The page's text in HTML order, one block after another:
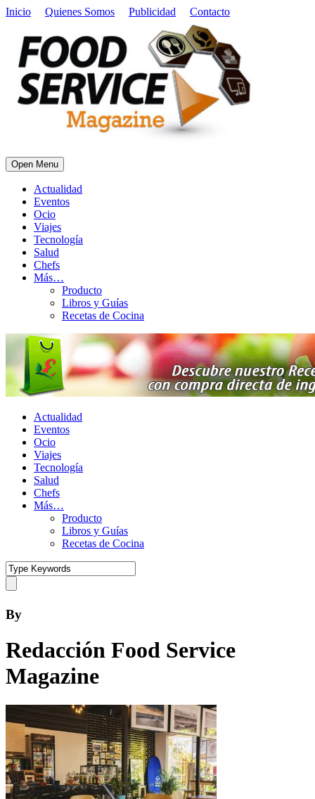
Inicio Quienes Somos Publicidad Contacto
Open Menu
Actualidad
Eventos
Ocio
Viajes
Tecnología
Salud
Chefs
Más…
Producto
Libros y Guías
Recetas de Cocina
Actualidad
Eventos
Ocio
Viajes
Tecnología
Salud
Chefs
Más…
Producto
Libros y Guías
Recetas de Cocina
By
Redacción Food Service
Magazine